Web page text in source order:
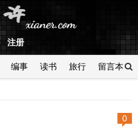
注册
编事 读书 旅行 留言本
0